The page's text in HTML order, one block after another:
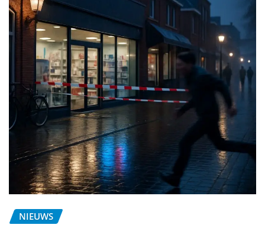
NIEUWS